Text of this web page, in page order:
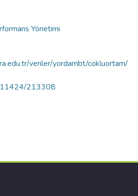
Yönetimi
veriler/yordambt/cokluortam/
11424/213308